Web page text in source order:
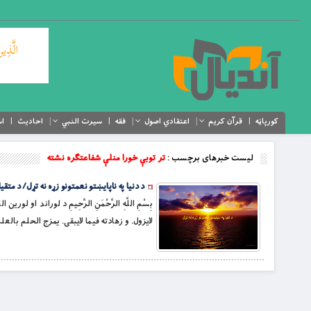
کورپاڼه قرآن کریم اعتقادي اصول فقه سیرت النبي احادیث
لیست خبرهای برچسب :تر توبې خورا منلې شفاعتګره نشته
د دنیا په ناپايښتو نعمتونو زړه نه تړل/ د
بِسْمِ اللَّهِ الرَّحْمَنِ الرَّحِيمِ د لوراند او
لايزول. و زهادته فيما لايبقى. يمزج الحلم